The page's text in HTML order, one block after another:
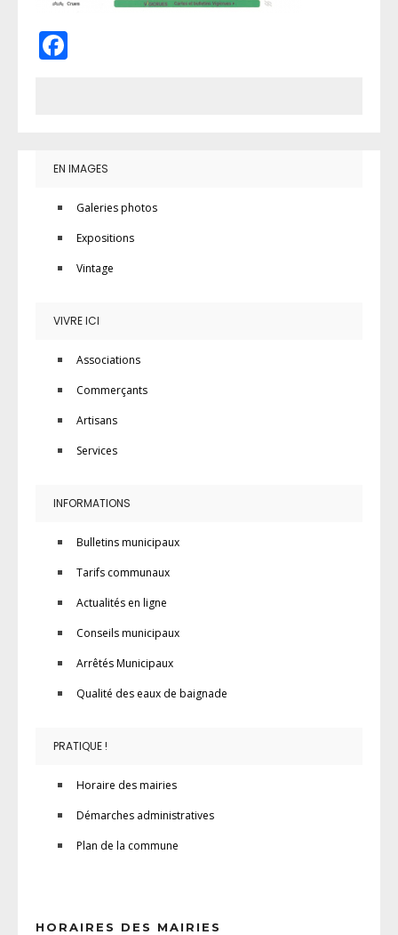
EN IMAGES
Galeries photos
Expositions
Vintage
VIVRE ICI
Associations
Commerçants
Artisans
Services
INFORMATIONS
Bulletins municipaux
Tarifs communaux
Actualités en ligne
Conseils municipaux
Arrêtés Municipaux
Qualité des eaux de baignade
PRATIQUE !
Horaire des mairies
Démarches administratives
Plan de la commune
HORAIRES DES MAIRIES